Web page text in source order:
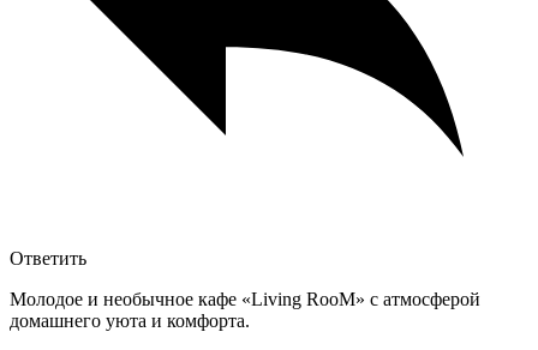
Ответить
Молодое и необычное кафе «Living RooM» с атмосферой
домашнего уюта и комфорта.